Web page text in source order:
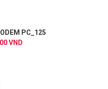
PC_125
VND